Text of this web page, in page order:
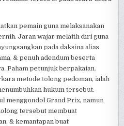
pemain guna melaksanakan
Jaran wajar melatih diri guna
pada daksina alias
& penuh adendum beserta
Paham petunjuk berpakaian,
metode tolong pedoman, ialah
hukum tersebut.
menggondol Grand Prix, namun
tersebut membuat
& kemantapan buat